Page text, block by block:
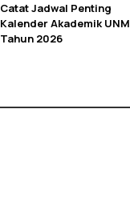
Catat Jadwal Penting
Kalender Akademik UNM
Tahun 2026